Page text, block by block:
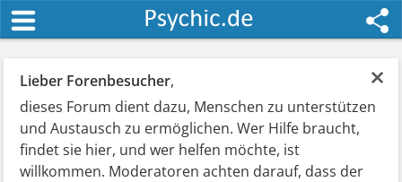
×
Lieber Forenbesucher,
dieses Forum dient dazu, Menschen zu unterstützen
und Austausch zu ermöglichen. Wer Hilfe braucht,
findet sie hier, und wer helfen möchte, ist
willkommen. Moderatoren achten darauf, dass der